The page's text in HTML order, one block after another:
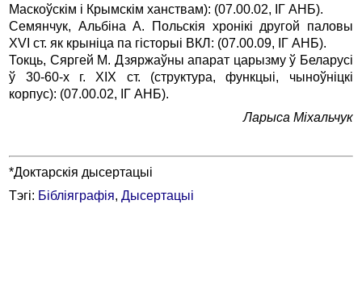
Маскоўскiм i Крымскiм ханствам): (07.00.02, IГ АНБ).
Семянчук, Альбiна А. Польскiя хронiкi другой паловы
ХVI ст. як крынiца па гiсторыi ВКЛ: (07.00.09, IГ АНБ).
Токць, Сяргей М. Дзяржаўны апарат царызму ў Беларусi
ў 30-60-х г. ХIХ ст. (структура, функцыi, чыноўнiцкi
корпус): (07.00.02, IГ АНБ).
Ларыса Мiхальчук
*Доктарскія дысертацыі
Тэгі: Бібліяграфія,Дысертацыі